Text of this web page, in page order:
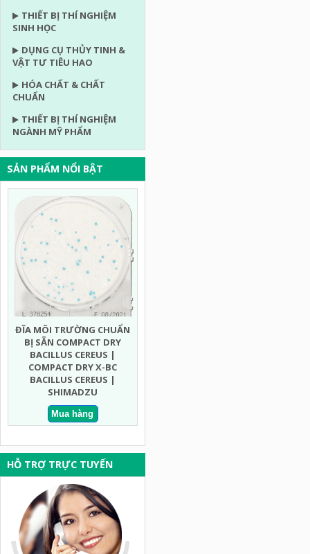
THIẾT BỊ THÍ NGHIỆM
SINH HỌC
DỤNG CỤ THỦY TINH &
VẬT TƯ TIÊU HAO
HÓA CHẤT & CHẤT
CHUẨN
THIẾT BỊ THÍ NGHIỆM
NGÀNH MỸ PHẨM
SẢN PHẨM NỔI BẬT
ĐĨA MÔI TRƯỜNG CHUẨN
BỊ SẴN COMPACT DRY
BACILLUS CEREUS |
COMPACT DRY X-BC
BACILLUS CEREUS |
SHIMADZU
HỖ TRỢ TRỰC TUYẾN